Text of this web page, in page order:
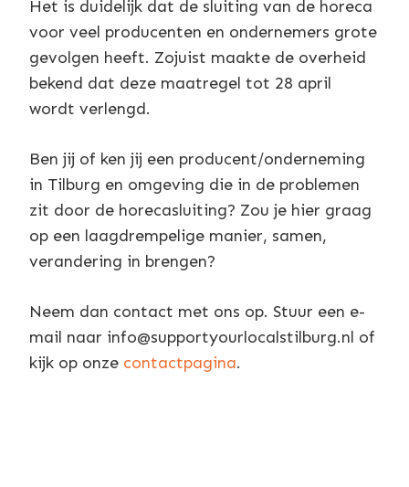
Het is duidelijk dat de sluiting van de horeca
voor veel producenten en ondernemers grote
gevolgen heeft. Zojuist maakte de overheid
bekend dat deze maatregel tot 28 april
wordt verlengd.
Ben jij of ken jij een producent/onderneming
in Tilburg en omgeving die in de problemen
zit door de horecasluiting? Zou je hier graag
op een laagdrempelige manier, samen,
verandering in brengen?
Neem dan contact met ons op. Stuur een e-
mail naar info@supportyourlocalstilburg.nl of
kijk op onze contactpagina.